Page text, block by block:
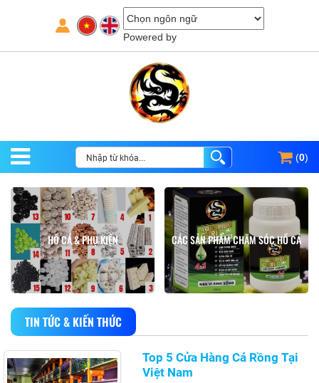
Powered by
(0)
HỒ CÁ & PHỤ KIỆN CÁC SẢN PHẨM CHĂM SÓC HỒ CÁ
TIN TỨC & KIẾN THỨC
Top 5 Cửa Hàng Cá Rồng Tại
Việt Nam